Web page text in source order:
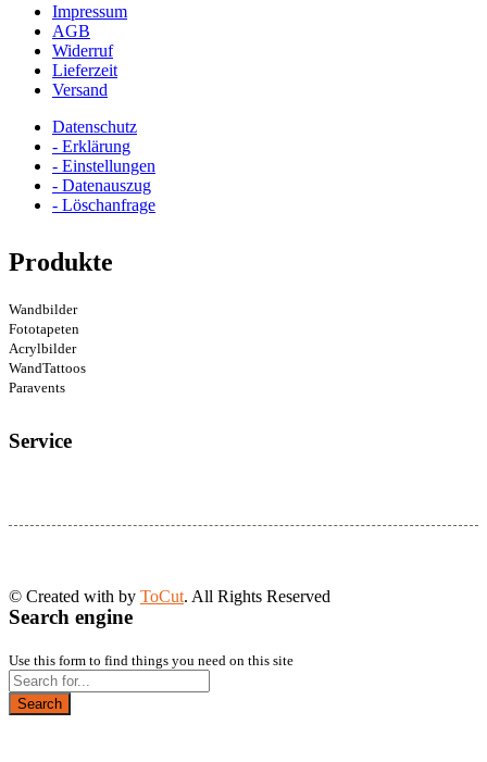
Impressum
AGB
Widerruf
Lieferzeit
Versand
Datenschutz
- Erklärung
- Einstellungen
- Datenauszug
- Löschanfrage
Produkte
Wandbilder
Fototapeten
Acrylbilder
WandTattoos
Paravents
Service
© Created with by ToCut. All Rights Reserved
Search engine
Use this form to find things you need on this site
Search